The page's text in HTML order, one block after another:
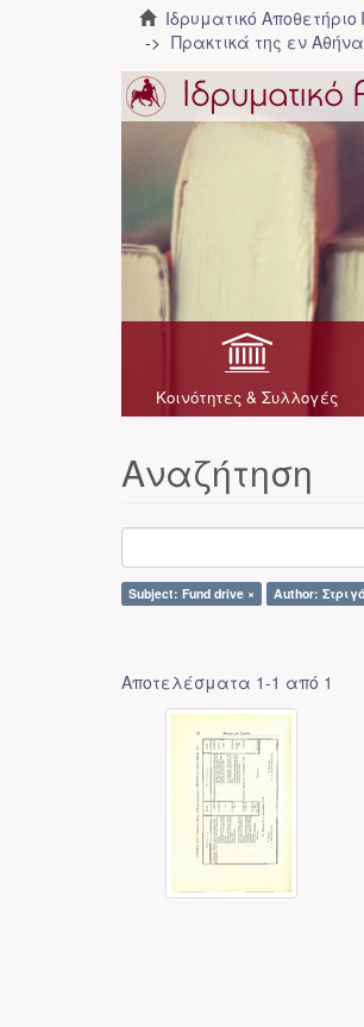
Ιδρυματικό
Πρακτικά της εν
Κοινότητες & Συλλογές
Αναζήτηση
Subject: Fund drive × Author:
Αποτελέσματα 1-1 από 1